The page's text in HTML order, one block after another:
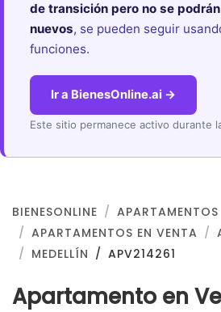
de transición pero no se
nuevos, se pueden seguir
funciones.
Ir a BienesOnline.ai →
Este sitio permanece activo durante
BIENESONLINE
APARTAMENTOS
APARTAMENTOS EN VENTA
MEDELLÍN
APV214261
Apartamento en